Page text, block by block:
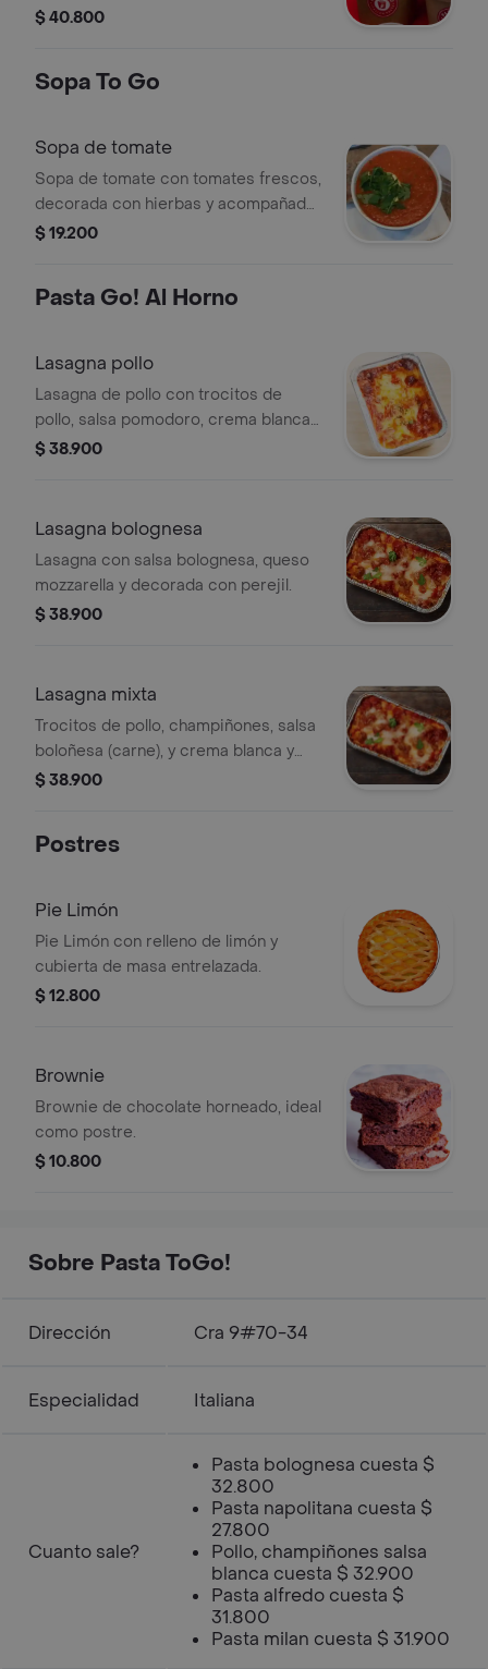
napolitana, blanca y mostaza.
$ 40.800
Sopa To Go
Sopa de tomate
Sopa de tomate con tomates frescos,
decorada con hierbas y acompañada
de pan.
$ 19.200
Pasta Go! Al Horno
Lasagna pollo
Lasagna de pollo con trocitos de
pollo, salsa pomodoro, crema blanca y
mozzarella.
$ 38.900
Lasagna bolognesa
Lasagna con salsa bolognesa, queso
mozzarella y decorada con perejil.
$ 38.900
Lasagna mixta
Trocitos de pollo, champiñones, salsa
boloñesa (carne), y crema blanca y
mozzarela.
$ 38.900
Postres
Pie Limón
Pie Limón con relleno de limón y
cubierta de masa entrelazada.
$ 12.800
Brownie
Brownie de chocolate horneado, ideal
como postre.
$ 10.800
Sobre Pasta ToGo!
Dirección Cra 9#70-34
Especialidad Italiana
Cuanto sale?
Pasta bolognesa cuesta $
32.800
Pasta napolitana cuesta $
27.800
Pollo, champiñones salsa
blanca cuesta $ 32.900
Pasta alfredo cuesta $
31.800
Pasta milan cuesta $ 31.900